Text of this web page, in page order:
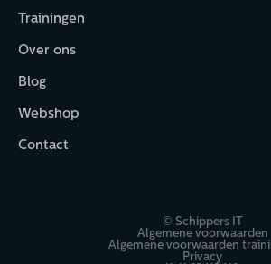
Trainingen
Over ons
Blog
Webshop
Contact
© Schippers IT
Algemene voorwaarden
Algemene voorwaarden
Privacy